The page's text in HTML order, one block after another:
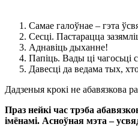
Самае галоўнае – гэта
Сесці. Пастарацца
Аднавіць дыханне!
Папіць. Вады ці чагосьці
Давесці да ведама тых,
Дадзеныя крокі не абавязкова
Праз нейкі час трэба
імёнамі. Асноўная мэта –